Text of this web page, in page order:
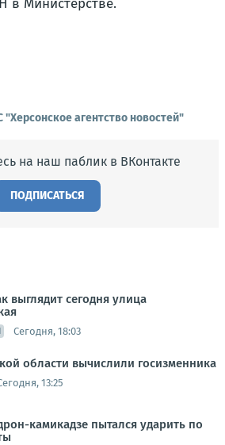
в Министерстве.
агентство новостей"
на наш паблик в ВКонтакте
ПОДПИСАТЬСЯ
выглядит сегодня улица
Сегодня, 18:03
области вычислили госизменника
13:25
камикадзе пытался ударить по